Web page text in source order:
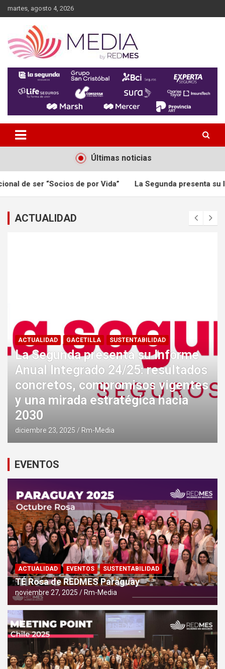
to
martes, agosto 4, 2026
Últimas noticias
de por Vida” La Segunda presenta su Informe Anual
ACTUALIDAD
ACTUALIDAD GACETILLA SUSTENTABILIDAD
La Segunda presenta su Informe
Anual Integrado 24/25: resultados
concretos, compromisos vigentes
y una mirada estratégica hacia
2030
diciembre 23, 2025 Rm-Media
EVENTOS
ACTUALIDAD EVENTOS SUSTENTABILIDAD
TÉ Rosa de REDMES Paraguay
noviembre 27, 2025 Rm-Media